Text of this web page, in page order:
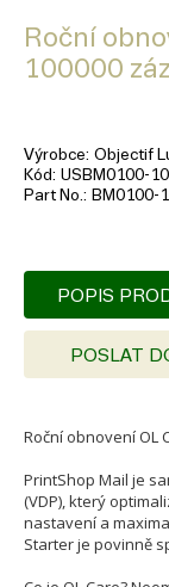
Roční
100000
Výrobce Objectif
Kód USBM0100-
Part No.
BM0100-
POPIS
POSLAT
Roční obnovení OL
PrintShop Mail je
(VDP), který
nastavení a
Starter je povinně